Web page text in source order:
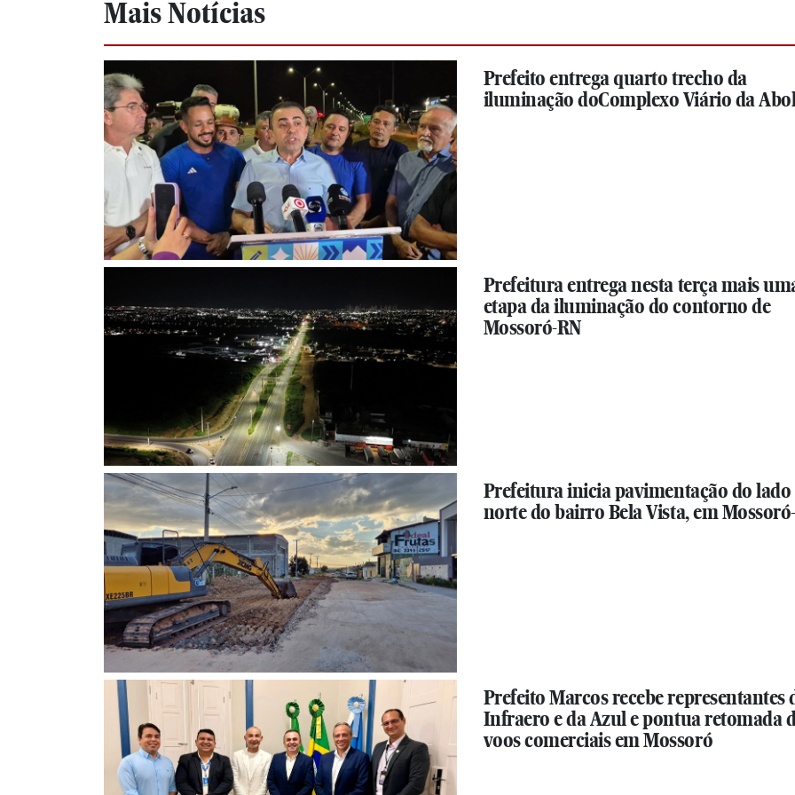
Mais Notícias
Prefeito entrega quarto trecho da
iluminação doComplexo Viário da
Prefeitura entrega nesta terça mais
etapa da iluminação do contorno de
Mossoró-RN
Prefeitura inicia pavimentação do lado
norte do bairro Bela Vista, em
Prefeito Marcos recebe representantes
Infraero e da Azul e pontua retomada
voos comerciais em Mossoró